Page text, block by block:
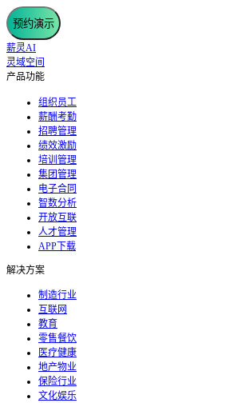
预约演示
薪灵AI
灵域空间
产品功能
组织员工
薪酬考勤
招聘管理
绩效激励
培训管理
集团管理
电子合同
智数分析
开放互联
人才管理
APP下载
解决方案
制造行业
互联网
教育
零售餐饮
医疗健康
地产物业
保险行业
文化娱乐